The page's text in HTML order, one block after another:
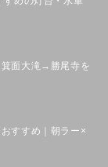
箕面大滝→勝尾寺を
すすめ｜朝ラー×